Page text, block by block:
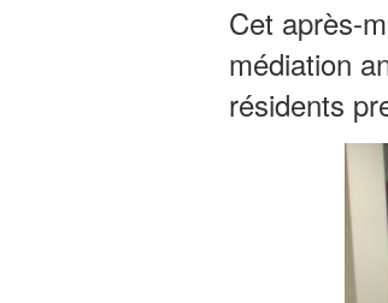
Cet après-
médiation
résidents